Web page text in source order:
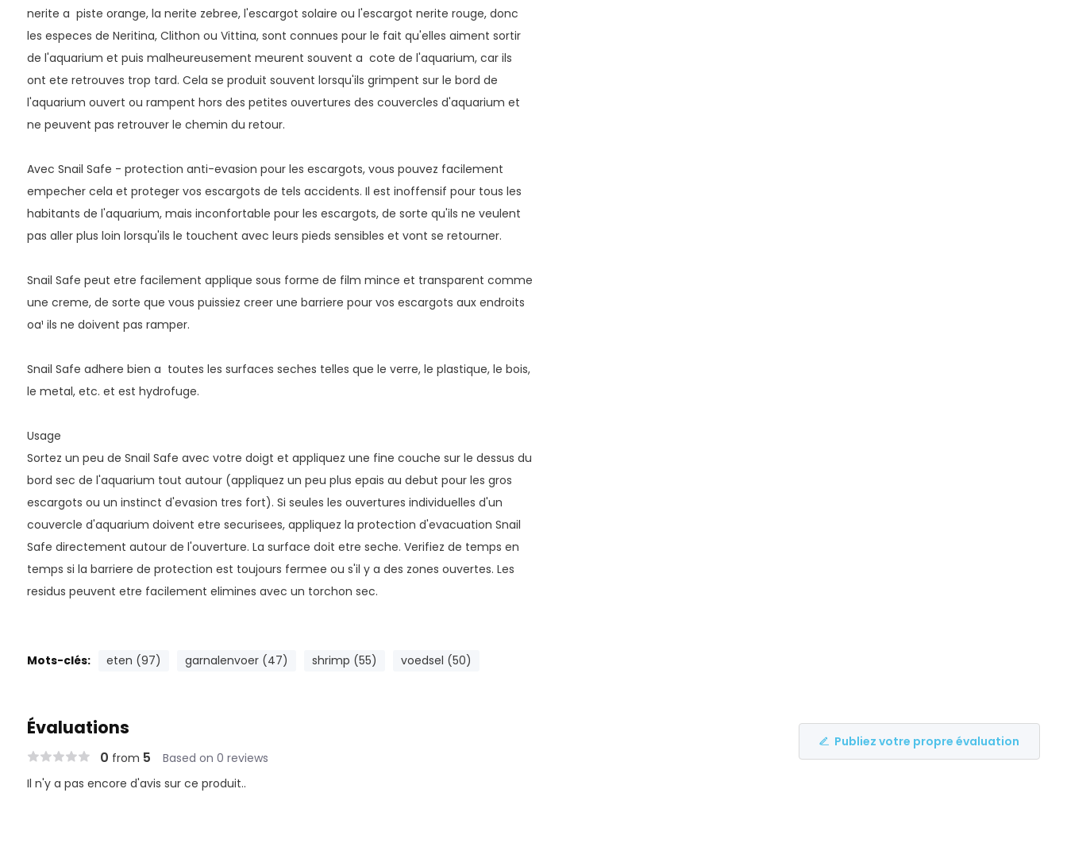
nerite a piste orange, la nerite zebree, l'escargot solaire ou l'escargot nerite rouge, donc
les especes de Neritina, Clithon ou Vittina, sont connues pour le fait qu'elles aiment sortir
de l'aquarium et puis malheureusement meurent souvent a cote de l'aquarium, car ils
ont ete retrouves trop tard. Cela se produit souvent lorsqu'ils grimpent sur le bord de
l'aquarium ouvert ou rampent hors des petites ouvertures des couvercles d'aquarium et
ne peuvent pas retrouver le chemin du retour.
Avec Snail Safe - protection anti-evasion pour les escargots, vous pouvez facilement
empecher cela et proteger vos escargots de tels accidents. Il est inoffensif pour tous les
habitants de l'aquarium, mais inconfortable pour les escargots, de sorte qu'ils ne veulent
pas aller plus loin lorsqu'ils le touchent avec leurs pieds sensibles et vont se retourner.
Snail Safe peut etre facilement applique sous forme de film mince et transparent comme
une creme, de sorte que vous puissiez creer une barriere pour vos escargots aux endroits
oa¹ ils ne doivent pas ramper.
Snail Safe adhere bien a toutes les surfaces seches telles que le verre, le plastique, le bois,
le metal, etc. et est hydrofuge.
Usage
Sortez un peu de Snail Safe avec votre doigt et appliquez une fine couche sur le dessus du
bord sec de l'aquarium tout autour (appliquez un peu plus epais au debut pour les gros
escargots ou un instinct d'evasion tres fort). Si seules les ouvertures individuelles d'un
couvercle d'aquarium doivent etre securisees, appliquez la protection d'evacuation Snail
Safe directement autour de l'ouverture. La surface doit etre seche. Verifiez de temps en
temps si la barriere de protection est toujours fermee ou s'il y a des zones ouvertes. Les
residus peuvent etre facilement elimines avec un torchon sec.
Mots-clés: eten (97) garnalenvoer (47) shrimp (55) voedsel (50)
Évaluations
0 from 5 Based on 0 reviews
Publiez votre propre évaluation
Il n'y a pas encore d'avis sur ce produit..